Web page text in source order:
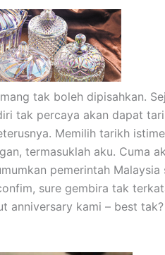
tak boleh dipisahkan.
tak percaya akan dapat
Memilih tarikh
termasuklah aku. Cuma
pemerintah Malaysia
sure gembira tak
anniversary kami – best tak?